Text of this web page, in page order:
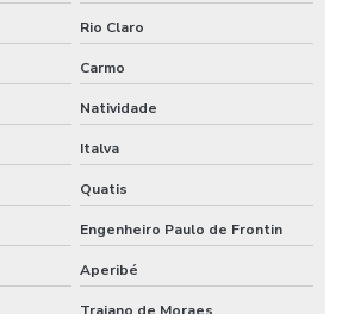
Rio Claro
Carmo
Natividade
Italva
Quatis
Engenheiro Paulo de Frontin
Aperibé
Trajano de Moraes